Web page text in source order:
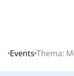
Home
Events Thema: